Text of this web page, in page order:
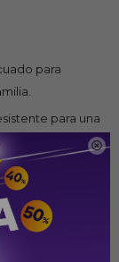

para
para una
para
y es